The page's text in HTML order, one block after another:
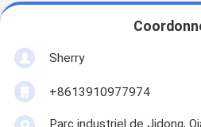
Sherry
+8613910977974
Parc industriel de Jidong,